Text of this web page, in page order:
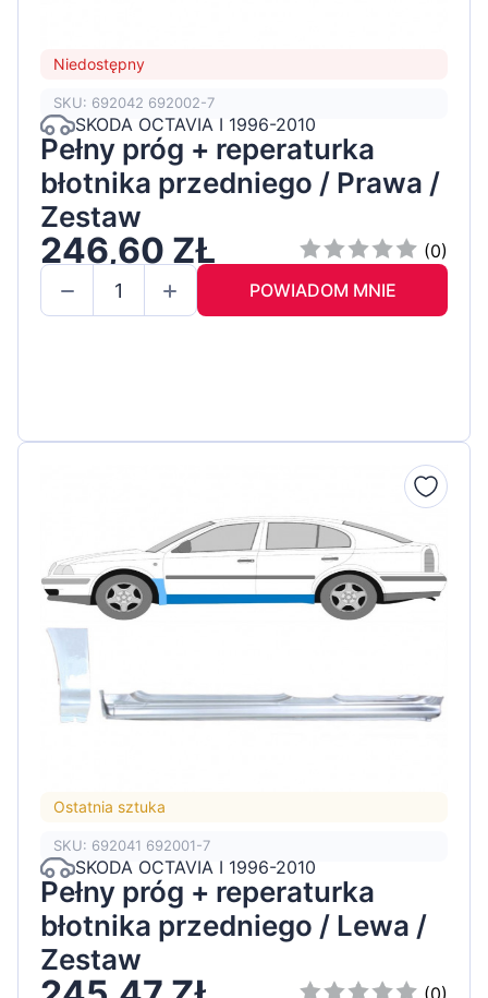
Niedostępny
SKU: 692042 692002-7
SKODA OCTAVIA I 1996-2010
Pełny próg + reperaturka
błotnika przedniego / Prawa /
Zestaw
246,60 ZŁ
(0)
POWIADOM MNIE
Ostatnia sztuka
SKU: 692041 692001-7
SKODA OCTAVIA I 1996-2010
Pełny próg + reperaturka
błotnika przedniego / Lewa /
Zestaw